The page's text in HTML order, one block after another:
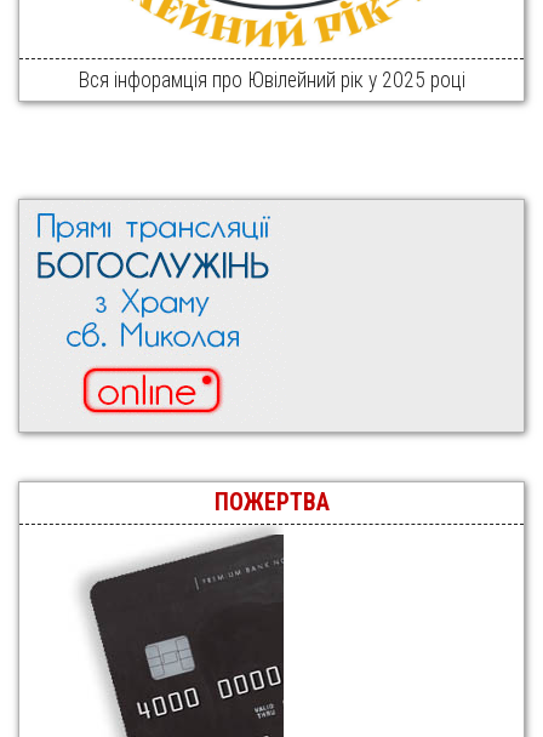
Вся інфорамція про Ювілейний рік у 2025 році
ПОЖЕРТВА